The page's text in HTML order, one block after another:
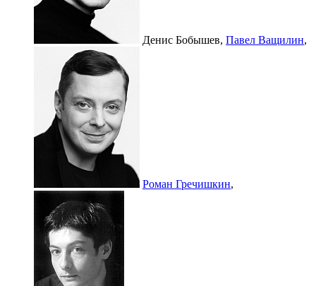
Денис Бобышев, Павел Ващилин,
Роман Гречишкин,